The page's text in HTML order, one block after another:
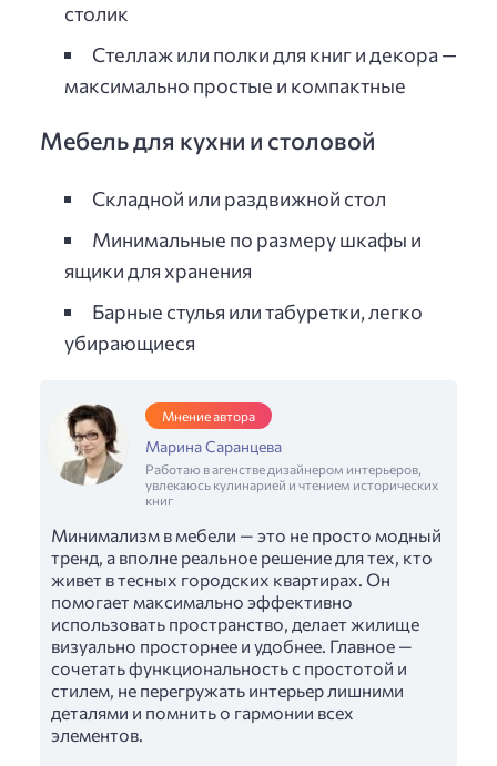
столик
Стеллаж или полки для книг и декора —
максимально простые и компактные
Мебель для кухни и столовой
Складной или раздвижной стол
Минимальные по размеру шкафы и
ящики для хранения
Барные стулья или табуретки, легко
убирающиеся
Мнение автора
Марина Саранцева
Работаю в агенстве дизайнером интерьеров,
увлекаюсь кулинарией и чтением исторических
книг
Минимализм в мебели — это не просто модный
тренд, а вполне реальное решение для тех, кто
живет в тесных городских квартирах. Он
помогает максимально эффективно
использовать пространство, делает жилище
визуально просторнее и удобнее. Главное —
сочетать функциональность с простотой и
стилем, не перегружать интерьер лишними
деталями и помнить о гармонии всех
элементов.